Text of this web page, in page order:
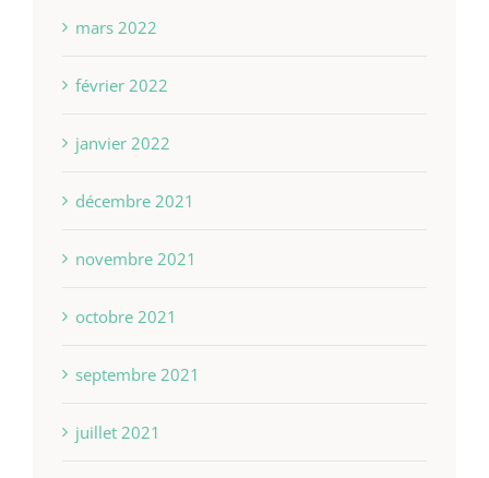
mars 2022
février 2022
janvier 2022
décembre 2021
novembre 2021
octobre 2021
septembre 2021
juillet 2021